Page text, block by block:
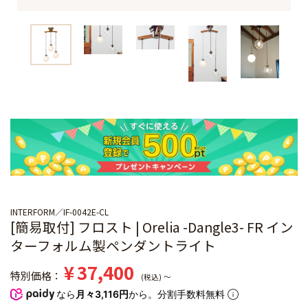
INTERFORM IF-0042E-CL
[簡易取付] フロスト | Orelia -Dangle3- FR イン
ターフォルム製ペンダントライト
特別価格 ¥37,400 税込 〜
なら 月々3,116円から。分割手数料無料